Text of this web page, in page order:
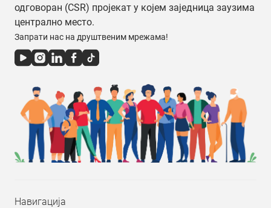
одговоран (CSR) пројекат у којем заједница заузима
централно место.
Запрати нас на друштвеним мрежама!
Навигација